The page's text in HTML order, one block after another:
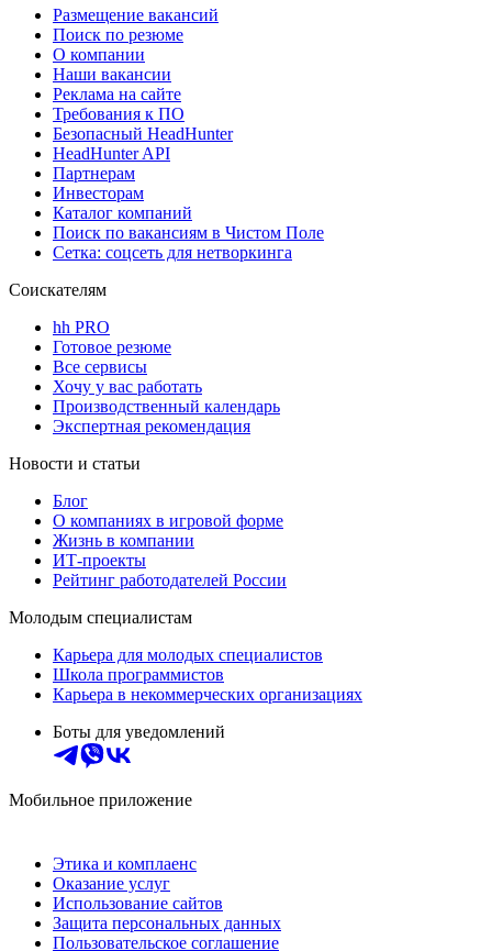
Размещение вакансий
Поиск по резюме
О компании
Наши вакансии
Реклама на сайте
Требования к ПО
Безопасный HeadHunter
HeadHunter API
Партнерам
Инвесторам
Каталог компаний
Поиск по вакансиям в Чистом Поле
Сетка: соцсеть для нетворкинга
Соискателям
hh PRO
Готовое резюме
Все сервисы
Хочу у вас работать
Производственный календарь
Экспертная рекомендация
Новости и статьи
Блог
О компаниях в игровой форме
Жизнь в компании
ИТ-проекты
Рейтинг работодателей России
Молодым специалистам
Карьера для молодых специалистов
Школа программистов
Карьера в некоммерческих организациях
Боты для уведомлений
Мобильное приложение
Этика и комплаенс
Оказание услуг
Использование сайтов
Защита персональных данных
Пользовательское соглашение